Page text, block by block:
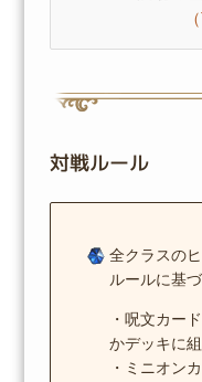
対戦ルール
全クラスの
ルールに基
・呪文カー
かデッキに
・ミニオン